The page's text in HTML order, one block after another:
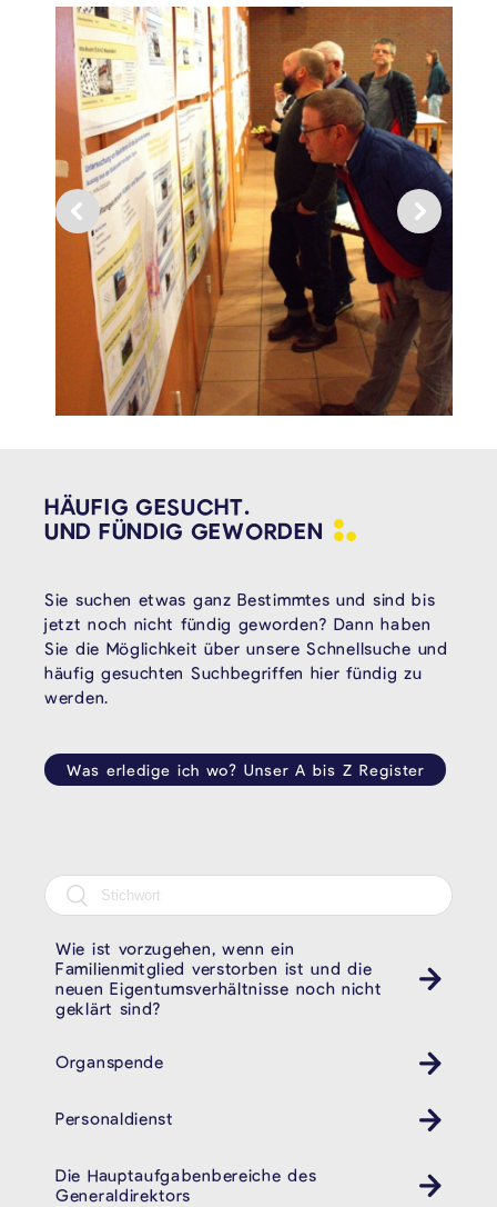
HÄUFIG GESUCHT.
UND FÜNDIG GEWORDEN
Sie suchen etwas ganz Bestimmtes und sind bis
jetzt noch nicht fündig geworden? Dann haben
Sie die Möglichkeit über unsere Schnellsuche und
häufig gesuchten Suchbegriffen hier fündig zu
werden.
Was erledige ich wo? Unser A bis Z Register
Wie ist vorzugehen, wenn ein
Familienmitglied verstorben ist und die
neuen Eigentumsverhältnisse noch nicht
geklärt sind?
Organspende
Personaldienst
Die Hauptaufgabenbereiche des
Generaldirektors